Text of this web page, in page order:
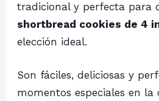
tradicional y perfecta para
shortbread cookies de 4
elección ideal.
Son fáciles, deliciosas y
momentos especiales en la